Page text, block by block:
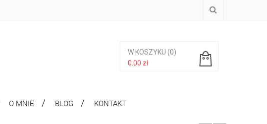
W KOSZYKU (0)
0.00 zł
O MNIE BLOG KONTAKT